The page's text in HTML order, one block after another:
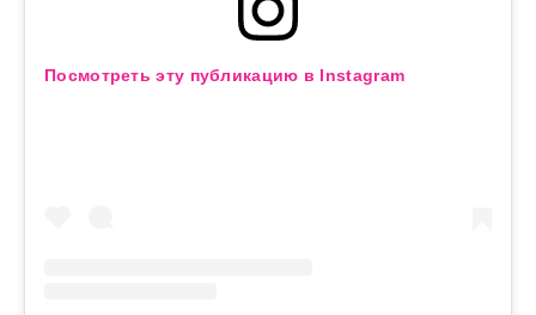
Посмотреть эту публикацию в Instagram